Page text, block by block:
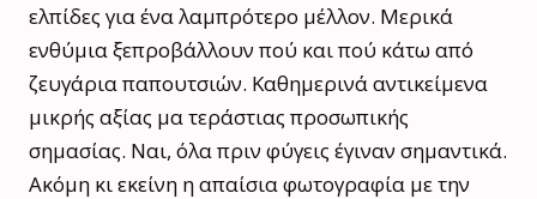
ελπίδες για ένα λαμπρότερο μέλλον. Μερικά
ενθύμια ξεπροβάλλουν πού και πού κάτω από
ζευγάρια παπουτσιών. Καθημερινά αντικείμενα
μικρής αξίας μα τεράστιας προσωπικής
σημασίας. Ναι, όλα πριν φύγεις έγιναν σημαντικά.
Ακόμη κι εκείνη η απαίσια φωτογραφία με την